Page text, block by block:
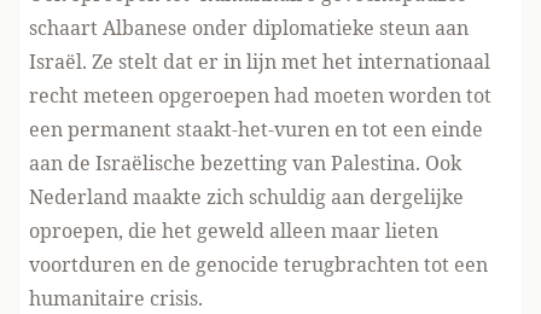
schaart Albanese onder diplomatieke steun aan
Israël. Ze stelt dat er in lijn met het internationaal
recht meteen opgeroepen had moeten worden tot
een permanent staakt-het-vuren en tot een einde
aan de Israëlische bezetting van Palestina. Ook
Nederlandmaakte zich schuldig aan dergelijke
oproepen, die het geweld alleen maar lieten
voortduren en de genocide terugbrachten tot een
humanitaire crisis.